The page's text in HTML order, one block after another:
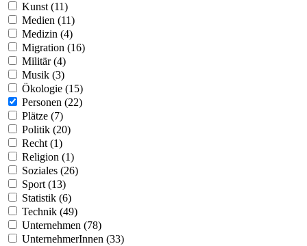
Kunst (11)
Medien (11)
Medizin (4)
Migration (16)
Militär (4)
Musik (3)
Ökologie (15)
Personen (22)
Plätze (7)
Politik (20)
Recht (1)
Religion (1)
Soziales (26)
Sport (13)
Statistik (6)
Technik (49)
Unternehmen (78)
UnternehmerInnen (33)